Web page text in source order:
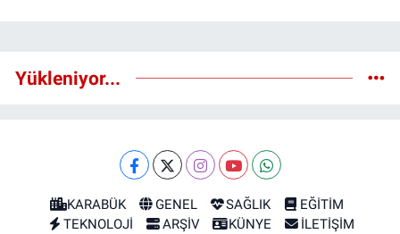
Yükleniyor...
KARABÜK GENEL SAĞLIK
EĞİTİM
TEKNOLOJİ
ARŞİV KÜNYE İLETİŞİM